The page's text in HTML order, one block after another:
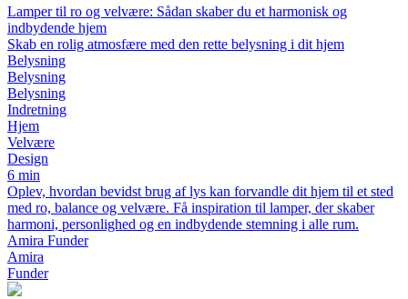
Lamper til ro og velvære: Sådan skaber du et harmonisk og
indbydende hjem
Skab en rolig atmosfære med den rette belysning i dit hjem
Belysning
Belysning
Belysning
Indretning
Hjem
Velvære
Design
6 min
Oplev, hvordan bevidst brug af lys kan forvandle dit hjem til et sted
med ro, balance og velvære. Få inspiration til lamper, der skaber
harmoni, personlighed og en indbydende stemning i alle rum.
Amira Funder
Amira
Funder